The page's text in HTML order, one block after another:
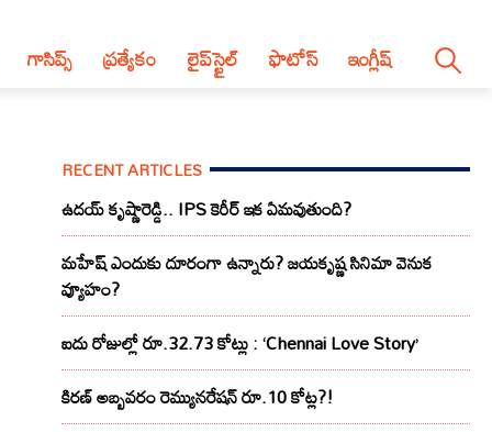
గాసిప్స్ ప్రత్యేకం లైప్‌స్టైల్‌ ఫొటోస్ ఇంగ్లీష్
RECENT ARTICLES
ఉదయ్ కృష్ణారెడ్డి.. IPS కెరీర్ ఇక ఏమవుతుంది?
మహేష్ ఎందుకు దూరంగా ఉన్నారు? జయకృష్ణ సినిమా వెనుక
వ్యూహం?
ఐదు రోజుల్లో రూ.32.73 కోట్లు : ‘Chennai Love Story’
కిరణ్ అబ్బవరం రెమ్యునరేషన్ రూ.10 కోట్ల?!